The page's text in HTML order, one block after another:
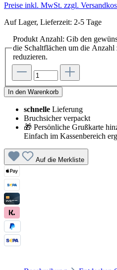
Preise inkl. MwSt. zzgl.
Auf Lager, Lieferzeit: 2-5 Tage
Produkt Anzahl: Gib den
die Schaltflächen um die Anzahl
reduzieren.
In den Warenkorb
schnelle Lieferung
Bruchsicher verpackt
🎁 Persönliche Grußkarte
Einfach im Kassenbereich
Auf die Merkliste